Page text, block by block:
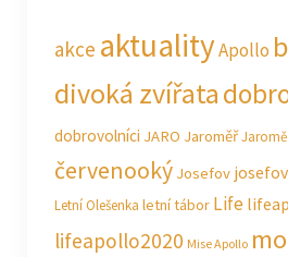
akce aktualityApollo
divoká zvířata
dobrovolníci JARO Jaroměř
červenooký Josefov
Letní Olešenka letní tábor Life
lifeapollo2020 Mise Apollo